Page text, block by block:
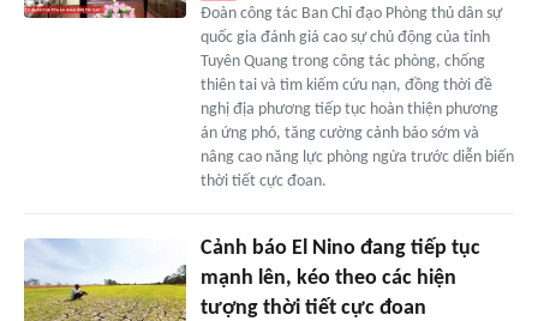
Đoàn công tác Ban Chỉ đạo Phòng thủ dân sự
quốc gia đánh giá cao sự chủ động của tỉnh
Tuyên Quang trong công tác phòng, chống
thiên tai và tìm kiếm cứu nạn, đồng thời đề
nghị địa phương tiếp tục hoàn thiện phương
án ứng phó, tăng cường cảnh báo sớm và
nâng cao năng lực phòng ngừa trước diễn biến
thời tiết cực đoan.
Cảnh báo El Nino đang tiếp tục
mạnh lên, kéo theo các hiện
tượng thời tiết cực đoan